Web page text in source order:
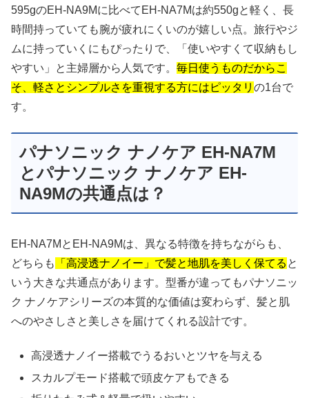
595gのEH-NA9Mに比べてEH-NA7Mは約550gと軽く、長
時間持っていても腕が疲れにくいのが嬉しい点。旅行やジ
ムに持っていくにもぴったりで、「使いやすくて収納もし
やすい」と主婦層から人気です。 毎日使うものだからこ
そ、軽さとシンプルさを重視する方にはピッタリ の1台で
す。
パナソニック ナノケア EH-NA7M
とパナソニック ナノケア EH-
NA9Mの共通点は？
EH-NA7MとEH-NA9Mは、異なる特徴を持ちながらも、
どちらも
「高浸透ナノイー」で髪と地肌を美しく保てる と
いう大きな共通点があります。型番が違ってもパナソニッ
ク ナノケアシリーズの本質的な価値は変わらず、髪と肌
へのやさしさと美しさを届けてくれる設計です。
高浸透ナノイー搭載でうるおいとツヤを与える
スカルプモード搭載で頭皮ケアもできる